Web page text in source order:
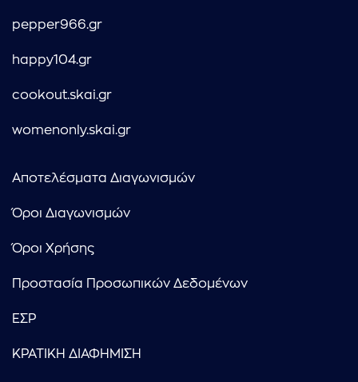
pepper966.gr
happy104.gr
cookout.skai.gr
womenonly.skai.gr
Αποτελέσματα Διαγωνισμών
Όροι Διαγωνισμών
Όροι Χρήσης
Προστασία Προσωπικών Δεδομένων
ΕΣΡ
ΚΡΑΤΙΚΗ ΔΙΑΦΗΜΙΣΗ